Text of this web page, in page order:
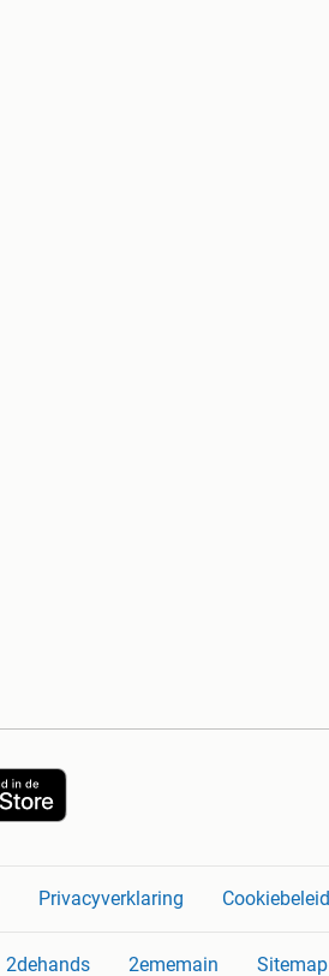
Privacyverklaring Cookiebeleid
2dehands 2ememain Sitemap